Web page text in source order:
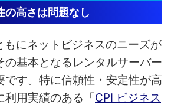
の高さは問題なし
もにネットビジネスのニーズが
の基本となるレンタルサーバー
です。特に信頼性・安定性が高
利用実績のある「CPI ビジネス